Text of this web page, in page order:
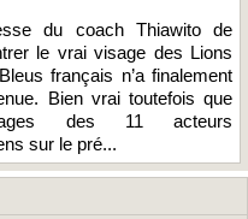
du coach Thiawito de
le vrai visage des Lions
français n’a finalement
Bien vrai toutefois que
des 11 acteurs
sur le pré...